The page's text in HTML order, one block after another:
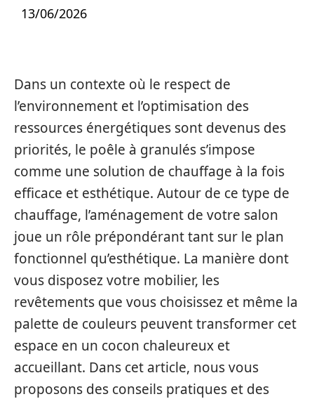
13/06/2026
Dans un contexte où le respect de
l’environnement et l’optimisation des
ressources énergétiques sont devenus des
priorités, le poêle à granulés s’impose
comme une solution de chauffage à la fois
efficace et esthétique. Autour de ce type de
chauffage, l’aménagement de votre salon
joue un rôle prépondérant tant sur le plan
fonctionnel qu’esthétique. La manière dont
vous disposez votre mobilier, les
revêtements que vous choisissez et même la
palette de couleurs peuvent transformer cet
espace en un cocon chaleureux et
accueillant. Dans cet article, nous vous
proposons des conseils pratiques et des